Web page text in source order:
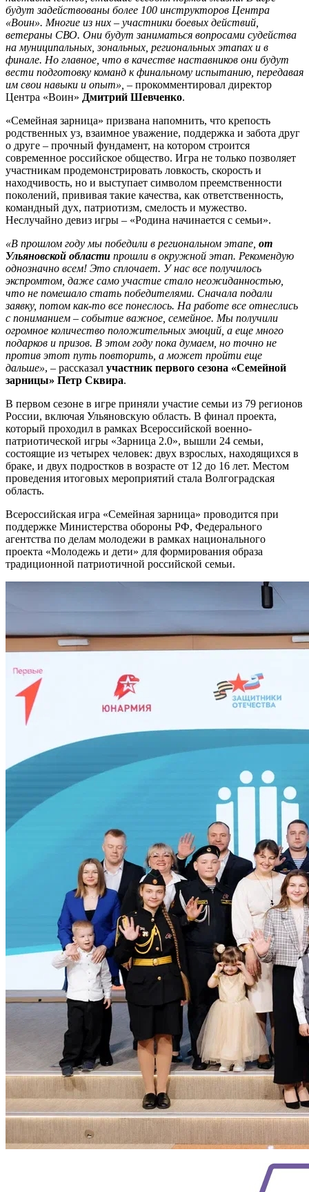
будут задействованы более 100 инструкторов Центра
«Воин». Многие из них – участники боевых действий,
ветераны СВО. Они будут заниматься вопросами судейства
на муниципальных, зональных, региональных этапах и в
финале. Но главное, что в качестве наставников они будут
вести подготовку команд к финальному испытанию, передавая
им свои навыки и опыт», – прокомментировал директор
Центра «Воин» Дмитрий Шевченко.
«Семейная зарница» призвана напомнить, что крепость
родственных уз, взаимное уважение, поддержка и забота друг
о друге – прочный фундамент, на котором строится
современное российское общество. Игра не только позволяет
участникам продемонстрировать ловкость, скорость и
находчивость, но и выступает символом преемственности
поколений, прививая такие качества, как ответственность,
командный дух, патриотизм, смелость и мужество.
Неслучайно девиз игры – «Родина начинается с семьи».
«В прошлом году мы победили в региональном этапе, от
Ульяновской области прошли в окружной этап. Рекомендую
однозначно всем! Это сплочает. У нас все получилось
экспромтом, даже само участие стало неожиданностью,
что не помешало стать победителями. Сначала подали
заявку, потом как-то все понеслось. На работе все отнеслись
с пониманием – событие важное, семейное. Мы получили
огромное количество положительных эмоций, а еще много
подарков и призов. В этом году пока думаем, но точно не
против этот путь повторить, а может пройти еще
дальше», – рассказал участник первого сезона «Семейной
зарницы» Петр Сквира.
В первом сезоне в игре приняли участие семьи из 79 регионов
России, включая Ульяновскую область. В финал проекта,
который проходил в рамках Всероссийской военно-
патриотической игры «Зарница 2.0», вышли 24 семьи,
состоящие из четырех человек: двух взрослых, находящихся в
браке, и двух подростков в возрасте от 12 до 16 лет. Местом
проведения итоговых мероприятий стала Волгоградская
область.
Всероссийская игра «Семейная зарница» проводится при
поддержке Министерства обороны РФ, Федерального
агентства по делам молодежи в рамках национального
проекта «Молодежь и дети» для формирования образа
традиционной патриотичной российской семьи.